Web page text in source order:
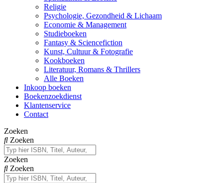
Religie
Psychologie, Gezondheid & Lichaam
Economie & Management
Studieboeken
Fantasy & Sciencefiction
Kunst, Cultuur & Fotografie
Kookboeken
Literatuur, Romans & Thrillers
Alle Boeken
Inkoop boeken
Boekenzoekdienst
Klantenservice
Contact
Zoeken
Zoeken
Zoeken
Zoeken